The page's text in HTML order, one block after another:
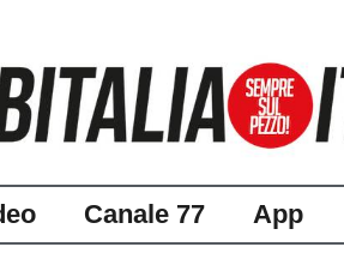
Canale 77 App